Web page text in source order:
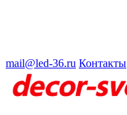
mail@led-36.ru Контакты